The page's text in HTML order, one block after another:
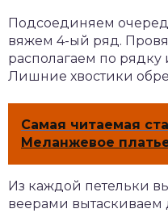
Подсоединяем
вяжем 4-ый ряд.
располагаем по рядку
Лишние хвостики
Самая читаемая
Меланжевое
Из каждой петельки
веерами вытаскиваем